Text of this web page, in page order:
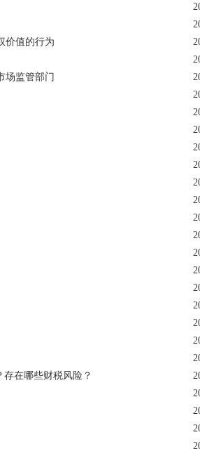
价值的行为
场监管部门
在哪些财税风险？